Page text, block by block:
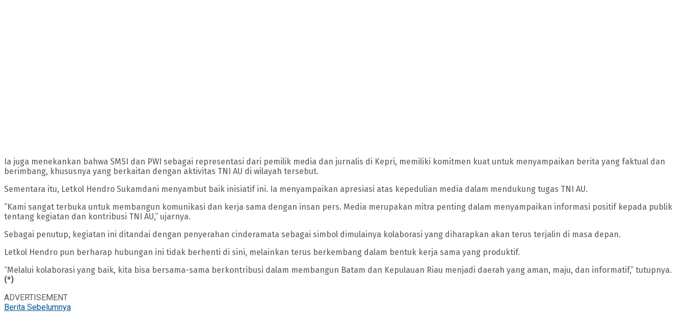
Ia juga menekankan bahwa SMSI dan PWI sebagai representasi dari pemilik media dan jurnalis di Kepri, memiliki komitmen kuat untuk menyampaikan berita yang faktual dan
berimbang, khususnya yang berkaitan dengan aktivitas TNI AU di wilayah tersebut.
Sementara itu, Letkol Hendro Sukamdani menyambut baik inisiatif ini. Ia menyampaikan apresiasi atas kepedulian media dalam mendukung tugas TNI AU.
“Kami sangat terbuka untuk membangun komunikasi dan kerja sama dengan insan pers. Media merupakan mitra penting dalam menyampaikan informasi positif kepada publik
tentang kegiatan dan kontribusi TNI AU,” ujarnya.
Sebagai penutup, kegiatan ini ditandai dengan penyerahan cinderamata sebagai simbol dimulainya kolaborasi yang diharapkan akan terus terjalin di masa depan.
Letkol Hendro pun berharap hubungan ini tidak berhenti di sini, melainkan terus berkembang dalam bentuk kerja sama yang produktif.
“Melalui kolaborasi yang baik, kita bisa bersama-sama berkontribusi dalam membangun Batam dan Kepulauan Riau menjadi daerah yang aman, maju, dan informatif,” tutupnya.
(*)
ADVERTISEMENT
Berita Sebelumnya